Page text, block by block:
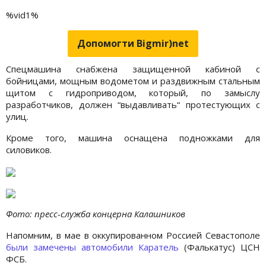
%vid1%
Допомогти Bigmir)net
Спецмашина снабжена защищенной кабиной с
бойницами, мощным водометом и раздвижным стальным
щитом с гидроприводом, который, по замыслу
разработчиков, должен “выдавливать“ протестующих с
улиц.
Кроме того, машина оснащена подножками для
силовиков.
Фото: пресс-служба концерна Калашников
Напомним, в мае в оккупированном Россией Севастополе
были замечены автомобили Каратель (Фалькатус) ЦСН
ФСБ.